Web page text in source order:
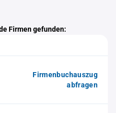
Firmen gefunden:
Firmenbuchauszug
abfragen